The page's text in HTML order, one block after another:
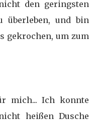
den geringsten
überleben, und bin
gekrochen, um zum
mich... Ich konnte
heißen Dusche